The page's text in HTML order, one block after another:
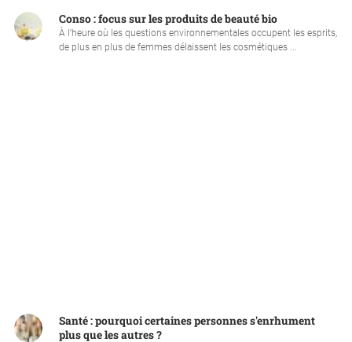
Conso : focus sur les produits de beauté bio
À l’heure où les questions environnementales occupent les esprits,
de plus en plus de femmes délaissent les cosmétiques ...
Santé : pourquoi certaines personnes s'enrhument
plus que les autres ?